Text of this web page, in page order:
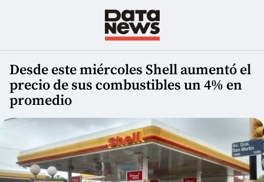
Desde este miércoles Shell aumentó el
precio de sus combustibles un 4% en
promedio